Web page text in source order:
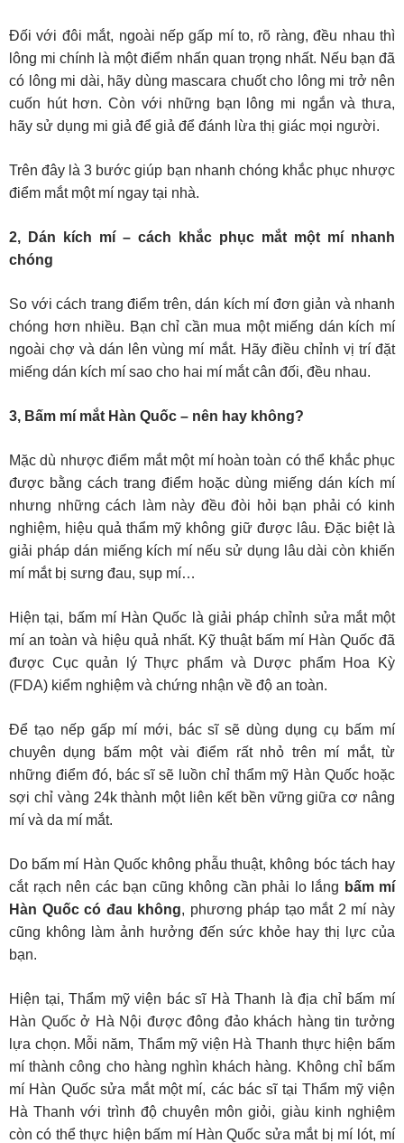
Đối với đôi mắt, ngoài nếp gấp mí to, rõ ràng, đều nhau thì
lông mi chính là một điểm nhấn quan trọng nhất. Nếu bạn đã
có lông mi dài, hãy dùng mascara chuốt cho lông mi trở nên
cuốn hút hơn. Còn với những bạn lông mi ngắn và thưa,
hãy sử dụng mi giả để giả để đánh lừa thị giác mọi người.
Trên đây là 3 bước giúp bạn nhanh chóng khắc phục nhược
điểm mắt một mí ngay tại nhà.
2, Dán kích mí – cách khắc phục mắt một mí nhanh
chóng
So với cách trang điểm trên, dán kích mí đơn giản và nhanh
chóng hơn nhiều. Bạn chỉ cần mua một miếng dán kích mí
ngoài chợ và dán lên vùng mí mắt. Hãy điều chỉnh vị trí đặt
miếng dán kích mí sao cho hai mí mắt cân đối, đều nhau.
3, Bấm mí mắt Hàn Quốc – nên hay không?
Mặc dù nhược điểm mắt một mí hoàn toàn có thể khắc phục
được bằng cách trang điểm hoặc dùng miếng dán kích mí
nhưng những cách làm này đều đòi hỏi bạn phải có kinh
nghiệm, hiệu quả thẩm mỹ không giữ được lâu. Đặc biệt là
giải pháp dán miếng kích mí nếu sử dụng lâu dài còn khiến
mí mắt bị sưng đau, sụp mí…
Hiện tại, bấm mí Hàn Quốc là giải pháp chỉnh sửa mắt một
mí an toàn và hiệu quả nhất. Kỹ thuật bấm mí Hàn Quốc đã
được Cục quản lý Thực phẩm và Dược phẩm Hoa Kỳ
(FDA) kiểm nghiệm và chứng nhận về độ an toàn.
Để tạo nếp gấp mí mới, bác sĩ sẽ dùng dụng cụ bấm mí
chuyên dụng bấm một vài điểm rất nhỏ trên mí mắt, từ
những điểm đó, bác sĩ sẽ luồn chỉ thẩm mỹ Hàn Quốc hoặc
sợi chỉ vàng 24k thành một liên kết bền vững giữa cơ nâng
mí và da mí mắt.
Do bấm mí Hàn Quốc không phẫu thuật, không bóc tách hay
cắt rạch nên các bạn cũng không cần phải lo lắng bấm mí
Hàn Quốc có đau không, phương pháp tạo mắt 2 mí này
cũng không làm ảnh hưởng đến sức khỏe hay thị lực của
bạn.
Hiện tại, Thẩm mỹ viện bác sĩ Hà Thanh là địa chỉ bấm mí
Hàn Quốc ở Hà Nội được đông đảo khách hàng tin tưởng
lựa chọn. Mỗi năm, Thẩm mỹ viện Hà Thanh thực hiện bấm
mí thành công cho hàng nghìn khách hàng. Không chỉ bấm
mí Hàn Quốc sửa mắt một mí, các bác sĩ tại Thẩm mỹ viện
Hà Thanh với trình độ chuyên môn giỏi, giàu kinh nghiệm
còn có thể thực hiện bấm mí Hàn Quốc sửa mắt bị mí lót, mí